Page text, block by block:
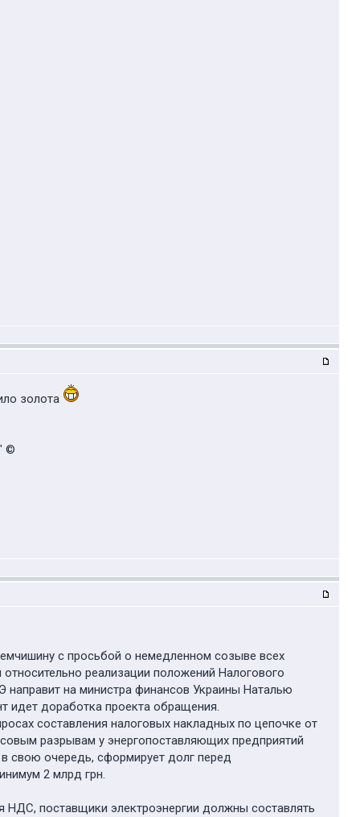
золота
©
с просьбой о немедленном созыве всех
реализации положений Налогового
на министра финансов Украины Наталью
идет доработка проекта обращения.
составления налоговых накладных по цепочке от
разрывам у энергопоставляющих предприятий
свою очередь, сформирует долг перед
2 млрд грн.
поставщики электроэнергии должны составлять